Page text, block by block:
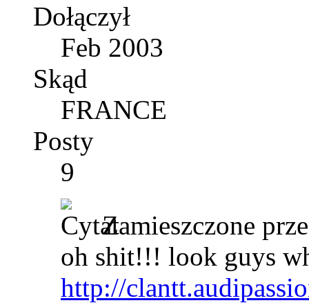
Dołączył
Feb 2003
Skąd
FRANCE
Posty
9
Zamieszczone
oh shit!!! look guys
http://